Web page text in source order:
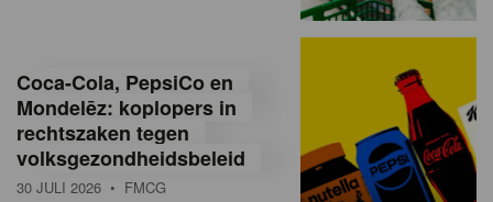
e
a
Coca-Cola, PepsiCo en
Mondelēz: koplopers in
rechtszaken tegen
volksgezondheidsbeleid
30 JULI 2026 • FMCG